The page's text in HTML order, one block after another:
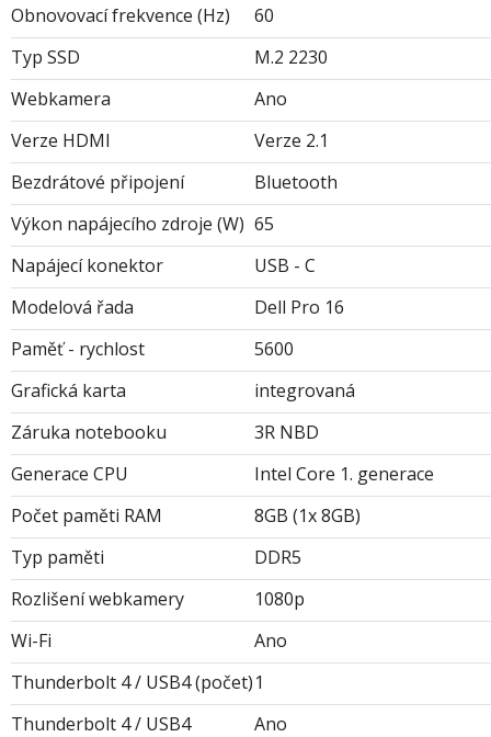
Obnovovací frekvence (Hz)
60
Typ SSD
M.2 2230
Webkamera
Ano
Verze HDMI
Verze 2.1
Bezdrátové připojení
Bluetooth
Výkon napájecího zdroje (W) 65
Napájecí konektor
USB - C
Modelová řada
Dell Pro 16
Paměť - rychlost
5600
Grafická karta
integrovaná
Záruka notebooku
3R NBD
Generace CPU
Intel Core 1. generace
Počet paměti RAM
8GB (1x 8GB)
Typ paměti
DDR5
Rozlišení webkamery
1080p
Wi-Fi
Ano
Thunderbolt 4 / USB4 (počet)1
Thunderbolt 4 / USB4
Ano